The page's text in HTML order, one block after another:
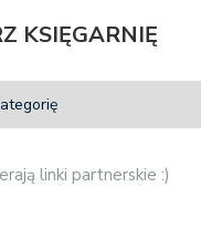
KSIĘGARNIĘ
linki partnerskie :)